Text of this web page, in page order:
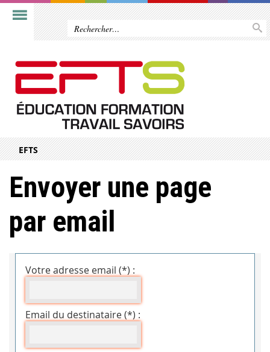
EFTS
Envoyer une page
par email
Votre adresse email (*) :
Email du destinataire (*) :